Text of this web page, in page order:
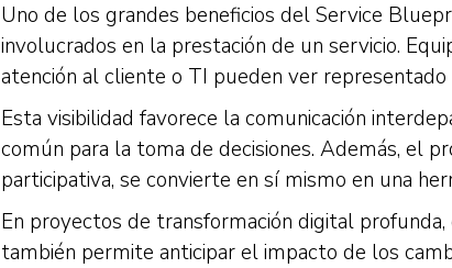
Uno de los grandes beneficios del Service
involucrados en la prestación de un servicio.
atención al cliente o TI pueden ver
Esta visibilidad favorece la comunicación
común para la toma de decisiones. Además, el
participativa, se convierte en sí mismo en una
En proyectos de transformación digital
también permite anticipar el impacto de los